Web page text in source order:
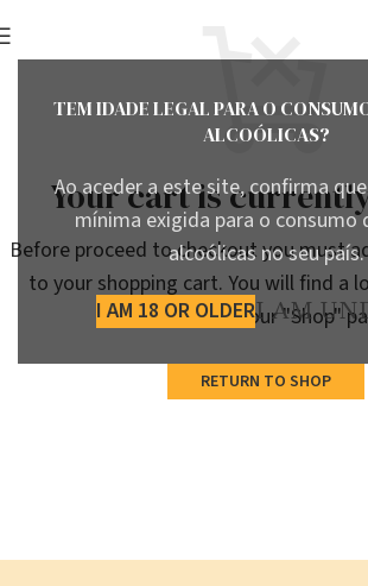
TEM IDADE LEGAL PARA O
ALCOÓLICAS?
Ao aceder a este site, confirma
mínima exigida para o consumo
alcoólicas no seu país.
I AM 18 OR OLDERI AM
Your cart is
Before proceed to checkout you must
to your shopping cart. You will find a
products on our "Shop"
RETURN TO SHOP